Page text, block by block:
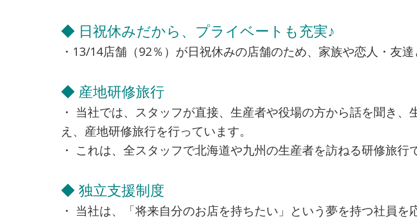
◆ 日祝休みだから、プライベートも充実♪
・13/14店舗（92％）が日祝休みの店舗のため、家族や恋人・友
◆ 産地研修旅行
・ 当社では、スタッフが直接、生産者や役場の方から話を聞き
え、産地研修旅行を行っています。
・ これは、全スタッフで北海道や九州の生産者を訪ねる研修旅行
◆ 独立支援制度
・ 当社は、「将来自分のお店を持ちたい」という夢を持つ社員